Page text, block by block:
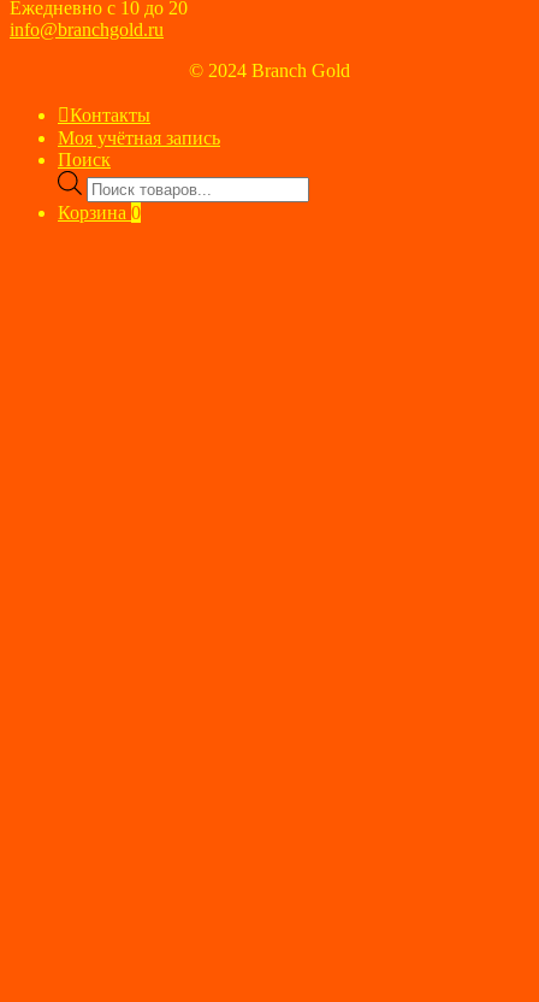
Ежедневно с 10 до 20
info@branchgold.ru
© 2024 Branch Gold
Контакты
Моя учётная запись
Поиск
Поиск
товаров
Корзина 0